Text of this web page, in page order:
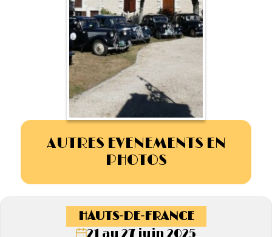
La 15/6 D –
1947/1955
La 15/6 H –
1954/1956
AUTRES EVENEMENTS EN
PHOTOS
HAUTS-DE-FRANCE
21 au 27 juin 2025